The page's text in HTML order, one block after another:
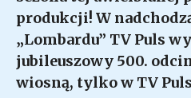
produkcji! W
„Lombardu” TV Puls
jubileuszowy 500.
wiosną, tylko w TV